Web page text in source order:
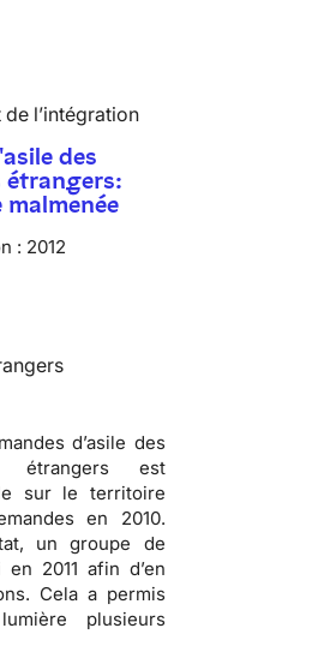
de l’intégration
des
étrangers:
malmenée
: 2012
d’asile des
étrangers est
sur le territoire
en 2010.
un groupe de
2011 afin d’en
Cela a permis
plusieurs